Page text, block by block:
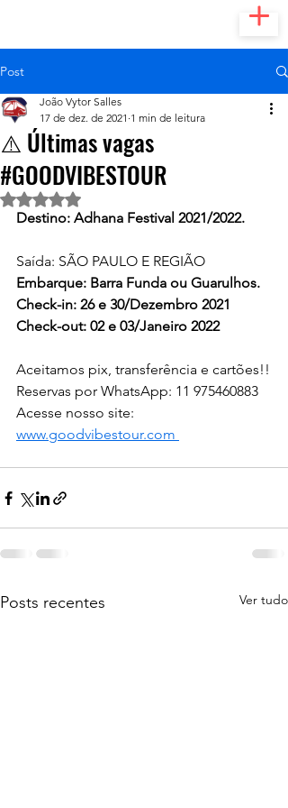
Post
⚠️ Últimas vagas
#GOODVIBESTOUR
João Vytor Salles
17 de dez. de 2021 1 min de leitura
Avaliado com NaN de 5 estrelas.
Destino: Adhana Festival 2021/2022.
Saída: SÃO PAULO E REGIÃO
Embarque: Barra Funda ou Guarulhos.
Check-in: 26 e 30/Dezembro 2021
Check-out: 02 e 03/Janeiro 2022
Aceitamos pix, transferência e cartões!!
Reservas por WhatsApp: 11 975460883
Acesse nosso site:
www.goodvibestour.com
Posts recentes Ver tudo